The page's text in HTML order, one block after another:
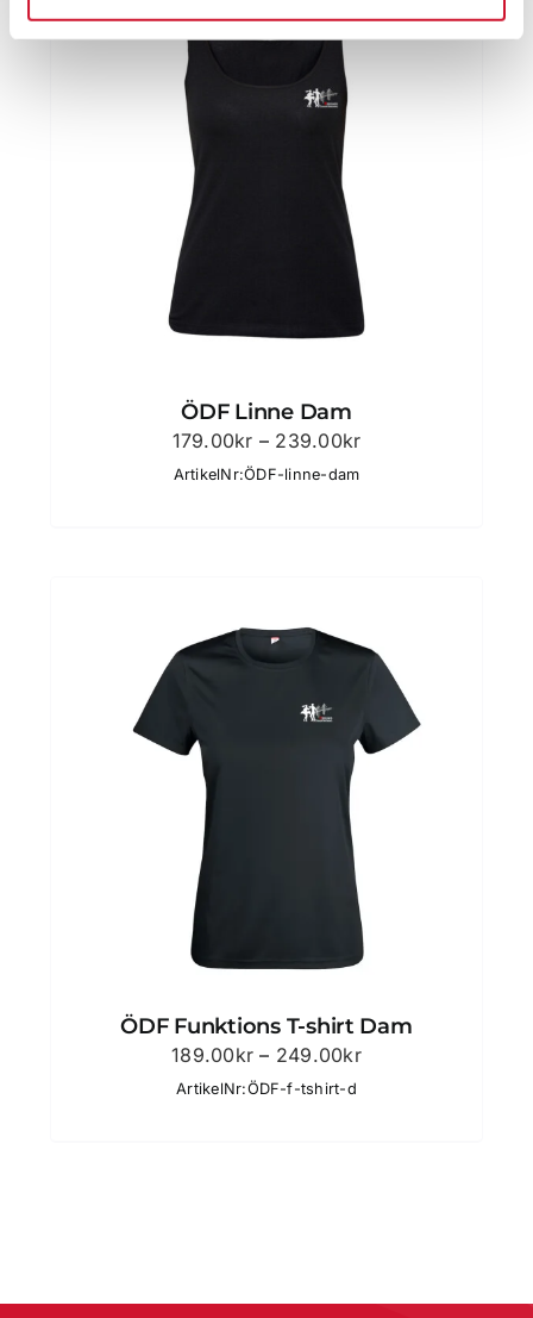
ÖDF Linne Dam
179.00kr – 239.00krPrisintervall:
ArtikelNr:ÖDF-linne-dam
ÖDF Funktions T-shirt Dam
189.00kr – 249.00krPrisintervall:
ArtikelNr:ÖDF-f-tshirt-d